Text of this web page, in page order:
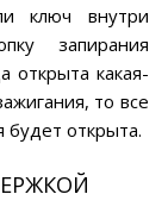
ключ внутри
запирания
открыта какая-
то все
будет открыта.